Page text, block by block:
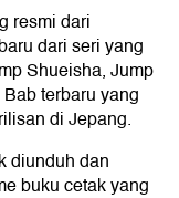
resmi dari
dari seri yang
Shueisha, Jump
terbaru yang
di Jepang.
diunduh dan
buku cetak yang